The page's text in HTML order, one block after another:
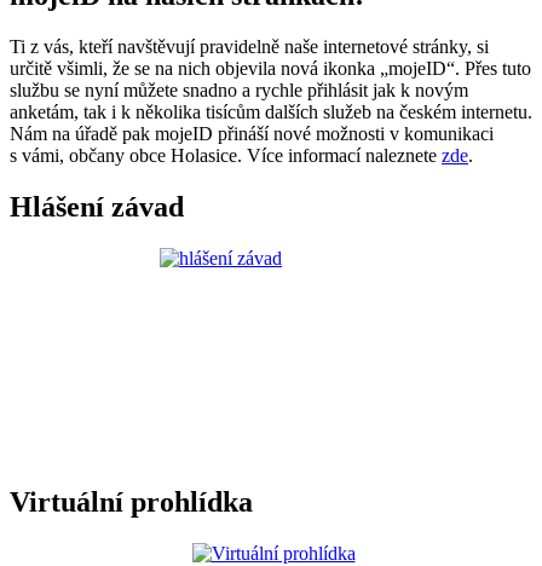
Ti z vás, kteří navštěvují pravidelně naše internetové stránky, si
určitě všimli, že se na nich objevila nová ikonka „mojeID“. Přes tuto
službu se nyní můžete snadno a rychle přihlásit jak k novým
anketám, tak i k několika tisícům dalších služeb na českém internetu.
Nám na úřadě pak mojeID přináší nové možnosti v komunikaci
s vámi, občany obce Holasice. Více informací naleznete zde.
Hlášení závad
Virtuální prohlídka